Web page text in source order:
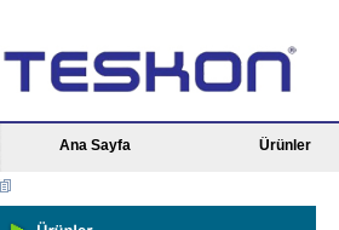
Ana Sayfa Ürünler